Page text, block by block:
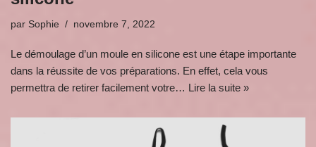
par Sophie novembre 7, 2022
Le démoulage d’un moule en silicone est une étape importante
dans la réussite de vos préparations. En effet, cela vous
permettra de retirer facilement votre… Lire la suite »